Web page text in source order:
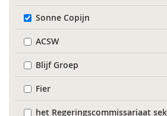
Sonne Copijn
ACSW
Blijf Groep
Fier
het Regeringscommissariaat